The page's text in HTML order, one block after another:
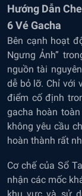
Hướng Dẫn
6 Vé Gacha
Bên cạnh hoạt
Ngưng Ảnh”
nguồn tài
dễ bỏ lỡ. Chỉ với
điểm cố định
gacha hoàn
không yêu cầu
hoàn thành rất
Cơ chế của Sổ
nhận các mốc